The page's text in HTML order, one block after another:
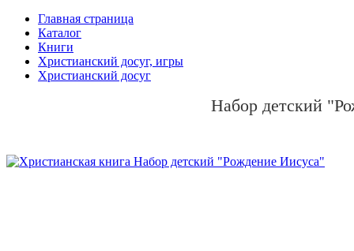
Главная страница
Каталог
Книги
Христианский досуг, игры
Христианский досуг
Набор детский